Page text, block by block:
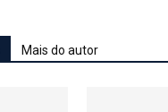
Mais do autor